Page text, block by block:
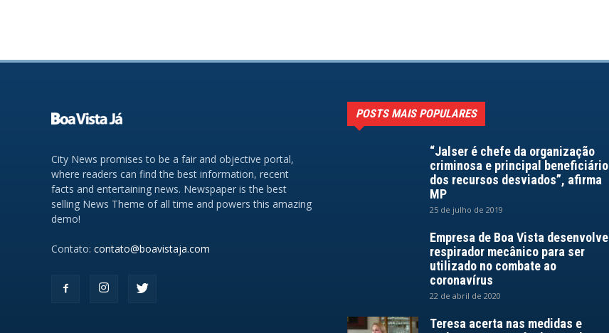
City News promises to be a fair and objective portal,
where readers can find the best information, recent
facts and entertaining news. Newspaper is the best
selling News Theme of all time and powers this amazing
demo!
Contato: contato@boavistaja.com
POSTS MAIS POPULARES
“Jalser é chefe da organização
criminosa e principal beneficiário
dos recursos desviados”, afirma
MP
25 de julho de 2019
Empresa de Boa Vista desenvolve
respirador mecânico para ser
utilizado no combate ao
coronavírus
22 de abril de 2020
Teresa acerta nas medidas e